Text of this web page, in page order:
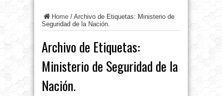
Home / Archivo de Etiquetas: Ministerio de
Seguridad de la Nación.
Archivo de Etiquetas:
Ministerio de Seguridad de la
Nación.